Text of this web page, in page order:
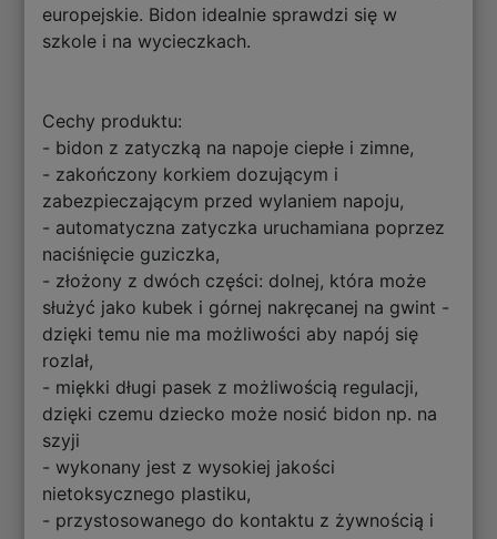
europejskie. Bidon idealnie sprawdzi się w
szkole i na wycieczkach.
Cechy produktu:
- bidon z zatyczką na napoje ciepłe i zimne,
- zakończony korkiem dozującym i
zabezpieczającym przed wylaniem napoju,
- automatyczna zatyczka uruchamiana poprzez
naciśnięcie guziczka,
- złożony z dwóch części: dolnej, która może
służyć jako kubek i górnej nakręcanej na gwint -
dzięki temu nie ma możliwości aby napój się
rozlał,
- miękki długi pasek z możliwością regulacji,
dzięki czemu dziecko może nosić bidon np. na
szyji
- wykonany jest z wysokiej jakości
nietoksycznego plastiku,
- przystosowanego do kontaktu z żywnością i